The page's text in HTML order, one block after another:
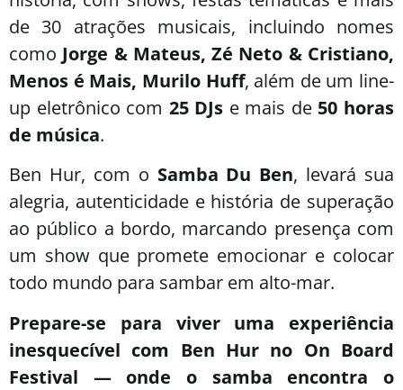
de 30 atrações musicais, incluindo nomes
como Jorge & Mateus, Zé Neto & Cristiano,
Menos é Mais, Murilo Huff, além de um line-
up eletrônico com 25 DJs e mais de 50 horas
de música.
Ben Hur, com o Samba Du Ben, levará sua
alegria, autenticidade e história de superação
ao público a bordo, marcando presença com
um show que promete emocionar e colocar
todo mundo para sambar em alto-mar.
Prepare-se para viver uma experiência
inesquecível com Ben Hur no On Board
Festival — onde o samba encontra o